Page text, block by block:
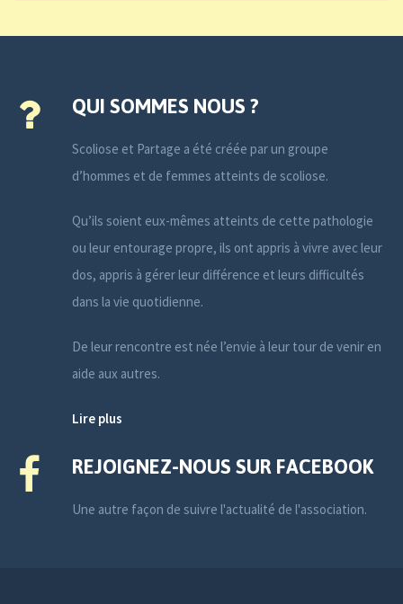
QUI SOMMES NOUS ?
Scoliose et Partage a été créée par un groupe
d’hommes et de femmes atteints de scoliose.
Qu’ils soient eux-mêmes atteints de cette pathologie
ou leur entourage propre, ils ont appris à vivre avec leur
dos, appris à gérer leur différence et leurs difficultés
dans la vie quotidienne.
De leur rencontre est née l’envie à leur tour de venir en
aide aux autres.
Lire plus
REJOIGNEZ-NOUS SUR FACEBOOK
Une autre façon de suivre l'actualité de l'association.